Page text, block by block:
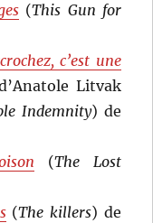
(This Gun for
c’est une
Litvak
Indemnity) de
(The Lost
(The killers) de